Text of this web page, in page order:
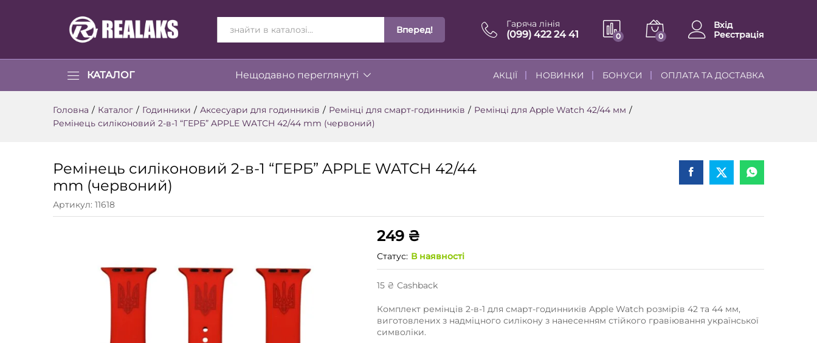
ВСІ КАТЕГОРІЇ Вперед!
Гаряча лінія
(099) 422 24 41 0 0
Вхід
Реєстрація
КАТАЛОГ Нещодавно переглянуті АКЦІЇ НОВИНКИ БОНУСИ ОПЛАТА ТА ДОСТАВКА
Головна / Каталог / Годинники / Аксесуари для годинників / Ремінці для смарт-годинників / Ремінці для Apple Watch 42/44 мм /
Ремінець силіконовий 2-в-1 “ГЕРБ” APPLE WATCH 42/44 mm (червоний)
Ремінець силіконовий 2-в-1 “ГЕРБ” APPLE WATCH 42/44
mm (червоний)
Артикул: 11618
249 ₴
Статус: В наявності
15 ₴ Сashback
Комплект ремінців 2-в-1 для смарт-годинників Apple Watch розмірів 42 та 44 мм,
виготовлених з надміцного силікону з нанесенням стійкого гравіювання української
символіки.